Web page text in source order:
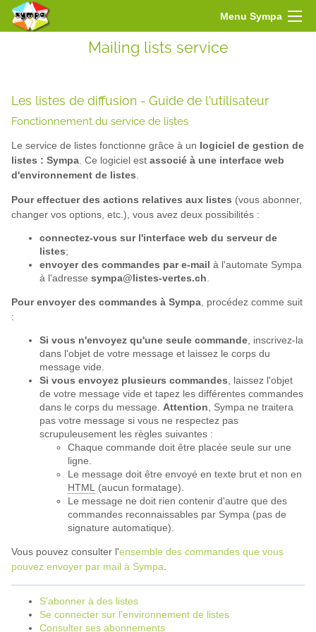
Menu Sympa
Mailing lists service
Les listes de diffusion - Guide de l'utilisateur
Fonctionnement du service de listes
Le service de listes fonctionne grâce à un logiciel de gestion de
listes : Sympa. Ce logiciel est associé à une interface web
d'environnement de listes.
Pour effectuer des actions relatives aux listes (vous abonner,
changer vos options, etc.), vous avez deux possibilités :
connectez-vous sur l'interface web du serveur de
listes;
envoyer des commandes par e-mail à l'automate Sympa
à l'adresse sympa@listes-vertes.ch.
Pour envoyer des commandes à Sympa , procédez comme suit
:
Si vous n'envoyez qu'une seule commande, inscrivez-la
dans l'objet de votre message et laissez le corps du
message vide.
Si vous envoyez plusieurs commandes, laissez l'objet
de votre message vide et tapez les différentes commandes
dans le corps du message. Attention, Sympa ne traitera
pas votre message si vous ne respectez pas
scrupuleusement les règles suivantes :
Chaque commande doit être placée seule sur une
ligne.
Le message doit être envoyé en texte brut et non en
HTML (aucun formatage).
Le message ne doit rien contenir d'autre que des
commandes reconnaissables par Sympa (pas de
signature automatique).
Vous pouvez consulter l'ensemble des commandes que vous
pouvez envoyer par mail à Sympa.
S'abonner à des listes
Se connecter sur l'environnement de listes
Consulter ses abonnements